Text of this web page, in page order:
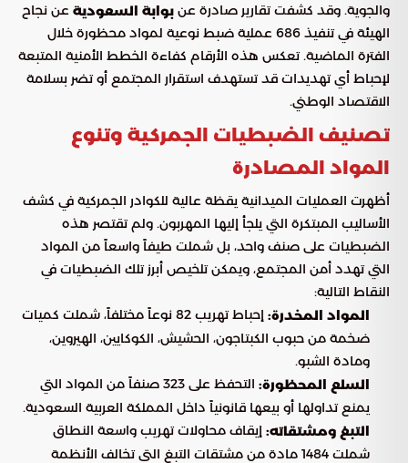
والجوية. وقد كشفت تقارير صادرة عن بوابة السعودية عن نجاح
الهيئة في تنفيذ 686 عملية ضبط نوعية لمواد محظورة خلال
الفترة الماضية. تعكس هذه الأرقام كفاءة الخطط الأمنية المتبعة
لإحباط أي تهديدات قد تستهدف استقرار المجتمع أو تضر بسلامة
الاقتصاد الوطني.
تصنيف الضبطيات الجمركية وتنوع
المواد المصادرة
أظهرت العمليات الميدانية يقظة عالية للكوادر الجمركية في كشف
الأساليب المبتكرة التي يلجأ إليها المهربون. ولم تقتصر هذه
الضبطيات على صنف واحد، بل شملت طيفاً واسعاً من المواد
التي تهدد أمن المجتمع، ويمكن تلخيص أبرز تلك الضبطيات في
النقاط التالية:
المواد المخدرة:
إحباط تهريب 82 نوعاً مختلفاً، شملت كميات
ضخمة من حبوب الكبتاجون، الحشيش، الكوكايين، الهيروين،
ومادة الشبو.
السلع المحظورة:
التحفظ على 323 صنفاً من المواد التي
يمنع تداولها أو بيعها قانونياً داخل المملكة العربية السعودية.
التبغ ومشتقاته: إيقاف محاولات تهريب واسعة النطاق
شملت 1484 مادة من مشتقات التبغ التي تخالف الأنظمة